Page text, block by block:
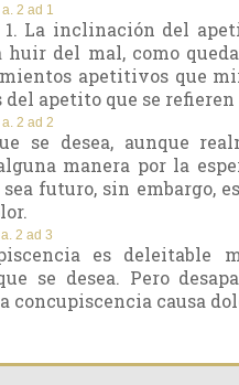
2 ad 1
1. La inclinación del
del mal, como
apetitivos que
apetito que se refieren
2 ad 2
se desea, aunque
manera por la
futuro, sin embargo,
2 ad 3
es deleitable
se desea. Pero
concupiscencia causa